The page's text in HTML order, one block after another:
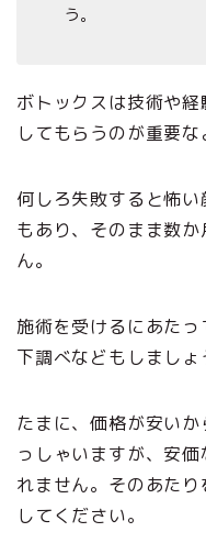
う。
ボトックスは技術や
してもらうのが重要な
何しろ失敗すると怖
もあり、そのまま数
ん。
施術を受けるにあた
下調べなどもしましょ
たまに、価格が安い
っしゃいますが、安
れません。そのあた
してください。